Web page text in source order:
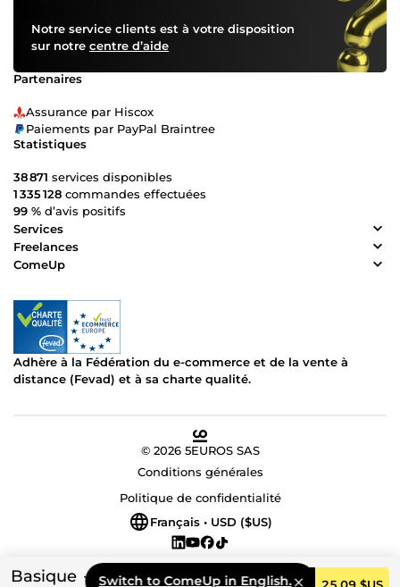
Basique Switch to ComeUp in English.
Notre service clients est à votre disposition
sur notre centre d’aide
Partenaires
Assurance par Hiscox
Paiements par PayPal Braintree
Statistiques
38 871 services disponibles
1 335 128 commandes effectuées
99 % d’avis positifs
Services
Freelances
ComeUp
Adhère à la Fédération du e-commerce et de la vente à
distance (Fevad) et à sa charte qualité.
© 2026 5EUROS SAS
Conditions générales
Politique de confidentialité
Français • USD ($US)